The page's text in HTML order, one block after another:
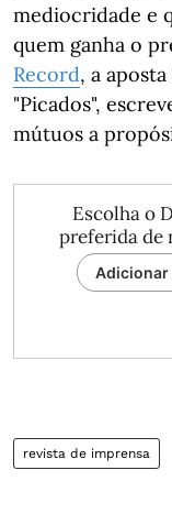
mediocridade e
quem ganha o
Record, a
"Picados",
mútuos a
Escolha o
preferida de
Adicionar
revista de imprensa